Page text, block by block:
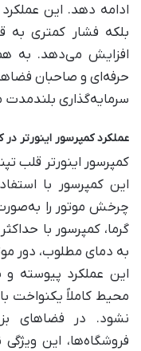
ادامه دهد. این
بلکه فشار کمتری به
افزایش می‌دهد. به
سرمایه‌گذاری بلندمدت
عملکرد کمپرسور اینورتر
این کمپرسور با
چرخش موتور را
گرما، کمپرسور با
به دمای مطلوب، دور
این عملکرد پیوسته
محیط کاملاً یکنواخت
نشود. در فضاهای
فروشگاه‌ها، این